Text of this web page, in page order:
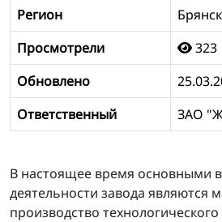
Регион
Просмотрели
323
Обновлено
Ответственный
ЗАО
В настоящее время основными
деятельности завода являются
производство